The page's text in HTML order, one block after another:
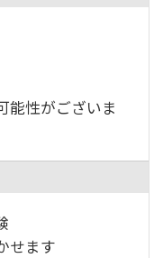
能性がございま
せます